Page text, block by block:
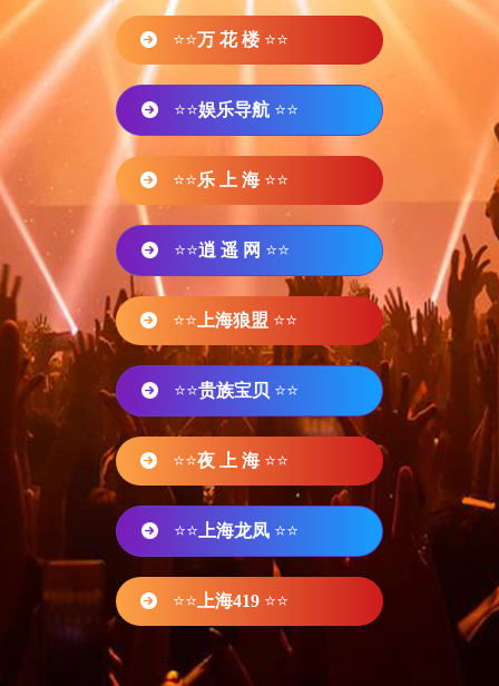
⭐⭐万 花 楼 ⭐⭐
⭐⭐娱乐导航 ⭐⭐
⭐⭐乐 上 海 ⭐⭐
⭐⭐逍 遥 网 ⭐⭐
⭐⭐ 上海狼盟 ⭐⭐
⭐⭐贵族宝贝 ⭐⭐
⭐⭐夜 上 海 ⭐⭐
⭐⭐ 上海龙凤 ⭐⭐
⭐⭐ 上海419 ⭐⭐